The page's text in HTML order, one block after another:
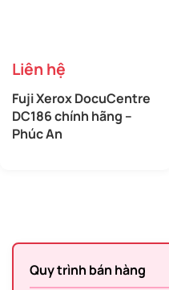
Liên hệ
Fuji Xerox DocuCentre
DC186 chính hãng –
Phúc An
Quy trình bán hàng